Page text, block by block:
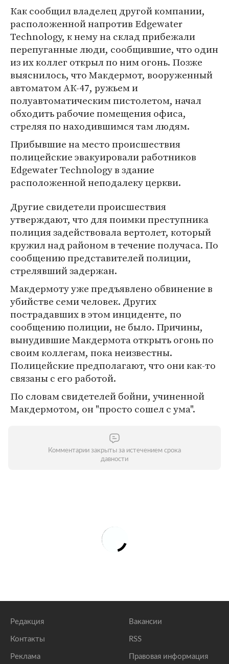
Как сообщил владелец другой компании,
расположенной напротив Edgewater
Technology, к нему на склад прибежали
перепуганные люди, сообщившие, что один
из их коллег открыл по ним огонь. Позже
выяснилось, что Макдермот, вооруженный
автоматом АК-47, ружьем и
полуавтоматическим пистолетом, начал
обходить рабочие помещения офиса,
стреляя по находившимся там людям.
Прибывшие на место происшествия
полицейские эвакуировали работников
Edgewater Technology в здание
расположенной неподалеку церкви.
Другие свидетели происшествия
утверждают, что для поимки преступника
полиция задействовала вертолет, который
кружил над районом в течение получаса. По
сообщению представителей полиции,
стрелявший задержан.
Макдермоту уже предъявлено обвинение в
убийстве семи человек. Других
пострадавших в этом инциденте, по
сообщению полиции, не было. Причины,
вынудившие Макдермота открыть огонь по
своим коллегам, пока неизвестны.
Полицейские предполагают, что они как-то
связаны с его работой.
По словам свидетелей бойни, учиненной
Макдермотом, он "просто сошел с ума".
Комментарии закрыты за истечением срока
давности
Редакция
Контакты
Реклама
Вакансии
RSS
Правовая информация